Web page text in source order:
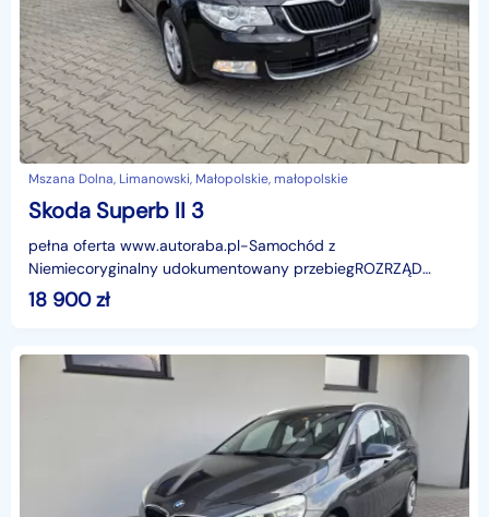
Mszana Dolna, Limanowski, Małopolskie, małopolskie
Skoda Superb II 3
pełna oferta www.autoraba.pl-Samochód z
Niemiecoryginalny udokumentowany przebiegROZRZĄD
wymieniony 293tys kmwpisujemy przebieg na fakturze-
BARDZO BOGATE WYPOSA
18 900zł